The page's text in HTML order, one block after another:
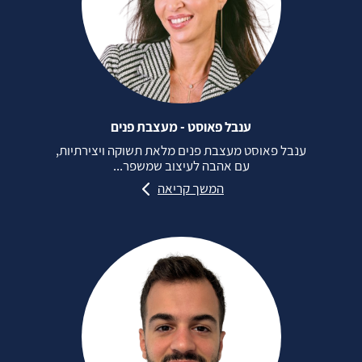
ענבל פאוסט - מעצבת פנים
ענבל פאוסט מעצבת פנים מלאת תשוקה ויצירתיות,
עם אהבה לעיצוב שמשפר...
המשך קריאה